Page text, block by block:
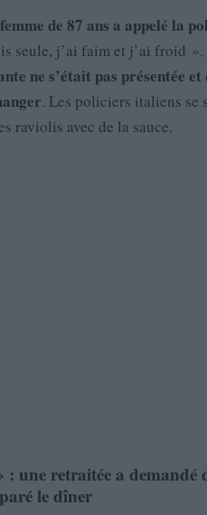
de 87 ans a appelé la
seule, j’ai faim et j’ai froid
ne s’était pas présentée et
. Les policiers italiens se
raviolis avec de la sauce.
: une retraitée a demandé
le dîner